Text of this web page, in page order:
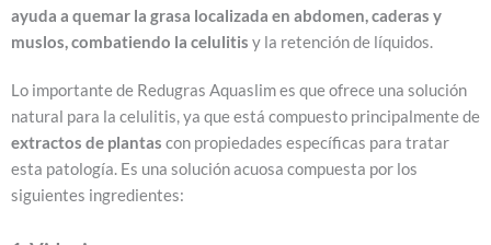
ayuda a quemar la grasa localizada en abdomen, caderas y
muslos, combatiendo la celulitis y la retención de líquidos.
Lo importante de Redugras Aquaslim es que ofrece una solución
natural para la celulitis, ya que está compuesto principalmente de
extractos de plantas con propiedades específicas para tratar
esta patología. Es una solución acuosa compuesta por los
siguientes ingredientes: